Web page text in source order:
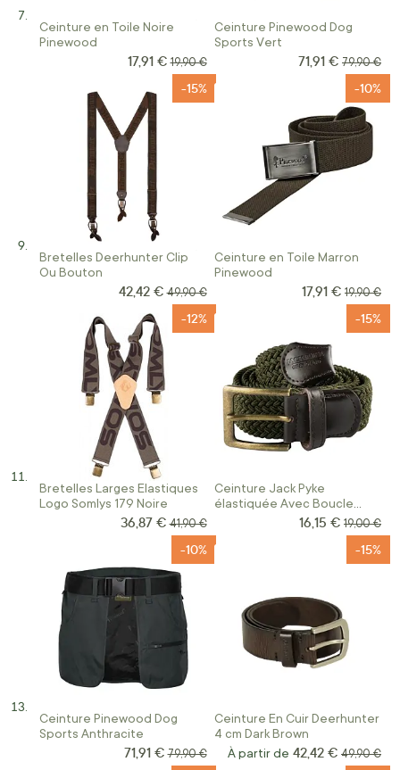
Ceinture en Toile Noire
Pinewood
Prix Spécial
17,91 € Prix normal
19,90 €
Ceinture Pinewood Dog
Sports Vert
Prix Spécial
71,91 € Prix
79,90 €
Bretelles Deerhunter Clip
Ou Bouton
-15%
Prix Spécial
42,42 € Prix normal
49,90 €
Ceinture en Toile Marron
Pinewood
-10%
Prix Spécial
17,91 € Prix
19,90 €
Bretelles Larges Elastiques
Logo Somlys 179 Noire
-12%
Prix Spécial
36,87 € Prix normal
41,90 €
Ceinture Jack Pyke
élastiquée Avec Boucle
-15%
Prix Spécial
16,15 € Prix
19,00 €
Ceinture Pinewood Dog
Sports Anthracite
-10%
Prix Spécial
71,91 € Prix normal
79,90 €
Ceinture En Cuir Deerhunter
4 cm Dark Brown
-15%
À partir de 42,42 € Prix
49,90 €